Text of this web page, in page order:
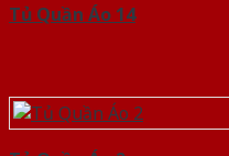
Tủ Quần Áo 14